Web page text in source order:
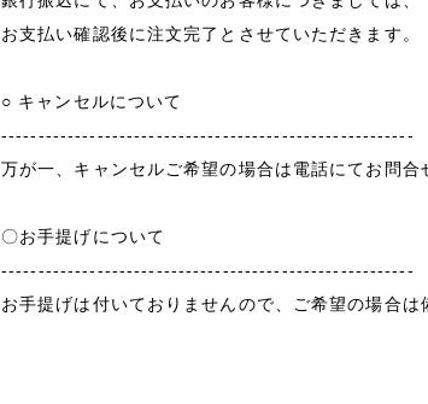
お支払い確認後に注文完了とさせていただきます。
○ キャンセルについて
--------------------------------------------------------
万が一、キャンセルご希望の場合は電話にてお問合
〇お手提げについて
--------------------------------------------------------
お手提げは付いておりませんので、ご希望の場合は